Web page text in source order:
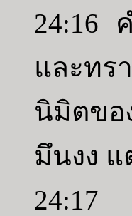
24:16
และท
นิมิตขอ
มึนงง
24:17